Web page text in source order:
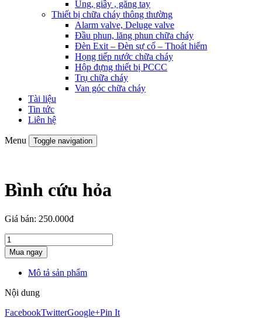
Ủng, giầy , găng tay
Thiết bị chữa cháy thông thường
Alarm valve, Deluge valve
Đầu phun, lăng phun chữa cháy
Đèn Exit – Đèn sự cố – Thoát hiểm
Họng tiếp nước chữa cháy
Hộp đựng thiết bị PCCC
Trụ chữa cháy
Van góc chữa cháy
Tài liệu
Tin tức
Liên hệ
Menu Toggle navigation
Bình cứu hỏa
Giá bán: 250.000đ
Mua ngay
Mô tả sản phẩm
Nội dung
FacebookTwitterGoogle+Pin It